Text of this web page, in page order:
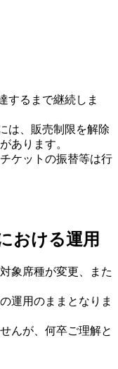
するまで継続しま
は、販売制限を解除
あります。
ケットの振替等は行
おける運用
象席種が変更、また
運用のままとなりま
んが、何卒ご理解と